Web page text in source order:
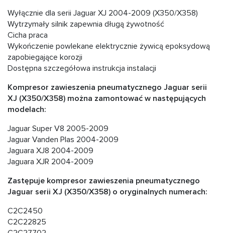
Wyłącznie dla serii Jaguar XJ 2004-2009 (X350/X358)
Wytrzymały silnik zapewnia długą żywotność
Cicha praca
Wykończenie powlekane elektrycznie żywicą epoksydową
zapobiegające korozji
Dostępna szczegółowa instrukcja instalacji
Kompresor zawieszenia pneumatycznego Jaguar serii
XJ (X350/X358) można zamontować w następujących
modelach:
Jaguar Super V8 2005-2009
Jaguar Vanden Plas 2004-2009
Jaguara XJ8 2004-2009
Jaguara XJR 2004-2009
Zastępuje kompresor zawieszenia pneumatycznego
Jaguar serii XJ (X350/X358) o oryginalnych numerach:
C2C2450
C2C22825